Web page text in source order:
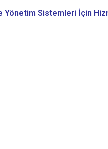
Yönetim Sistemleri İçin